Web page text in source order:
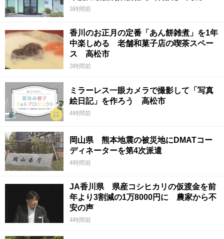
3時間前
香川のお正月の定番「あん餅雑煮」を1年
中楽しめる 老舗和菓子店の喫茶スペー
ス 高松市
3時間前
ミラーレス一眼カメラで撮影して「写真
絵日記」を作ろう 高松市
4時間前
岡山県 熊本地震の被災地にDMATコー
ディネーターを第4次派遣
4時間前
JA香川県 県産コシヒカリの仮渡金を前
年より3割減の1万8000円に 農家から不
安の声
4時間前